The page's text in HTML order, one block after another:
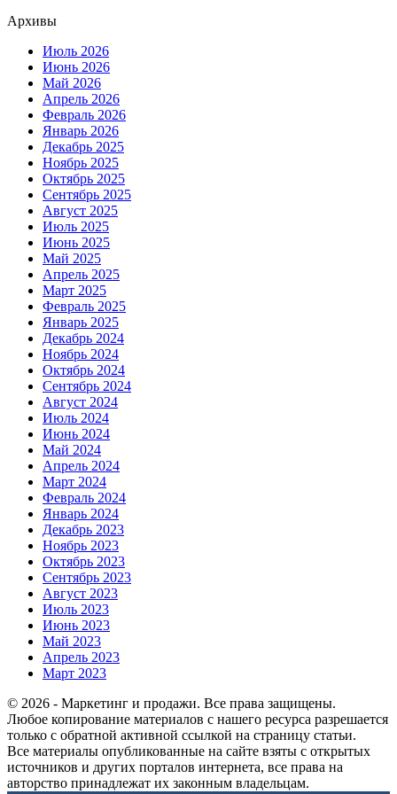
Архивы
Июль 2026
Июнь 2026
Май 2026
Апрель 2026
Февраль 2026
Январь 2026
Декабрь 2025
Ноябрь 2025
Октябрь 2025
Сентябрь 2025
Август 2025
Июль 2025
Июнь 2025
Май 2025
Апрель 2025
Март 2025
Февраль 2025
Январь 2025
Декабрь 2024
Ноябрь 2024
Октябрь 2024
Сентябрь 2024
Август 2024
Июль 2024
Июнь 2024
Май 2024
Апрель 2024
Март 2024
Февраль 2024
Январь 2024
Декабрь 2023
Ноябрь 2023
Октябрь 2023
Сентябрь 2023
Август 2023
Июль 2023
Июнь 2023
Май 2023
Апрель 2023
Март 2023
© 2026 - Маркетинг и продажи. Все права защищены.
Любое копирование материалов с нашего ресурса разрешается
только с обратной активной ссылкой на страницу статьи.
Все материалы опубликованные на сайте взяты с открытых
источников и других порталов интернета, все права на
авторство принадлежат их законным владельцам.